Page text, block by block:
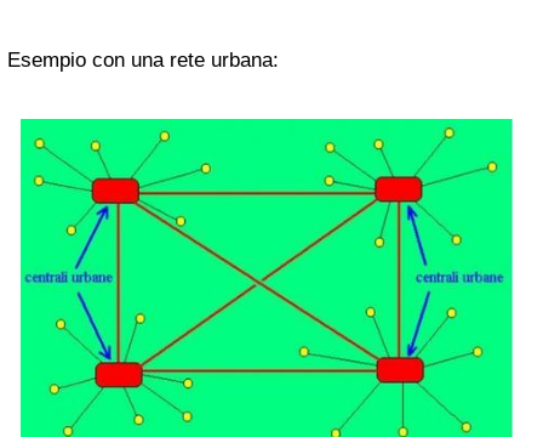
Esempio con una rete urbana: